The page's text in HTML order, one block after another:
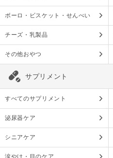
ボーロ・ビスケット・せんべい
チーズ・乳製品
その他おやつ
サプリメント
すべてのサプリメント
泌尿器ケア
シニアケア
涙やけ・目のケア